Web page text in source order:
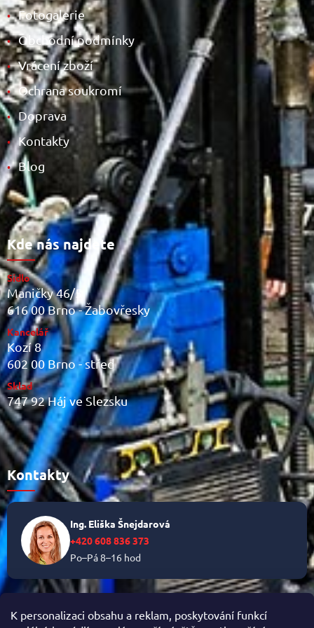
K personalizaci obsahu a reklam, poskytování funkcí
• Fotogalerie
• Obchodní podmínky
• Vrácení zboží
• Ochrana soukromí
• Doprava
• Kontakty
• Blog
Kde nás najdete
Sídlo
Maničky 46/5
616 00 Brno - Žabovřesky
Kancelář
Kozí 8
602 00 Brno - střed
Sklad
747 92 Háj ve Slezsku
Kontakty
Ing. Eliška Šnejdarová
+420 608 836 373
Po–Pá 8–16 hod